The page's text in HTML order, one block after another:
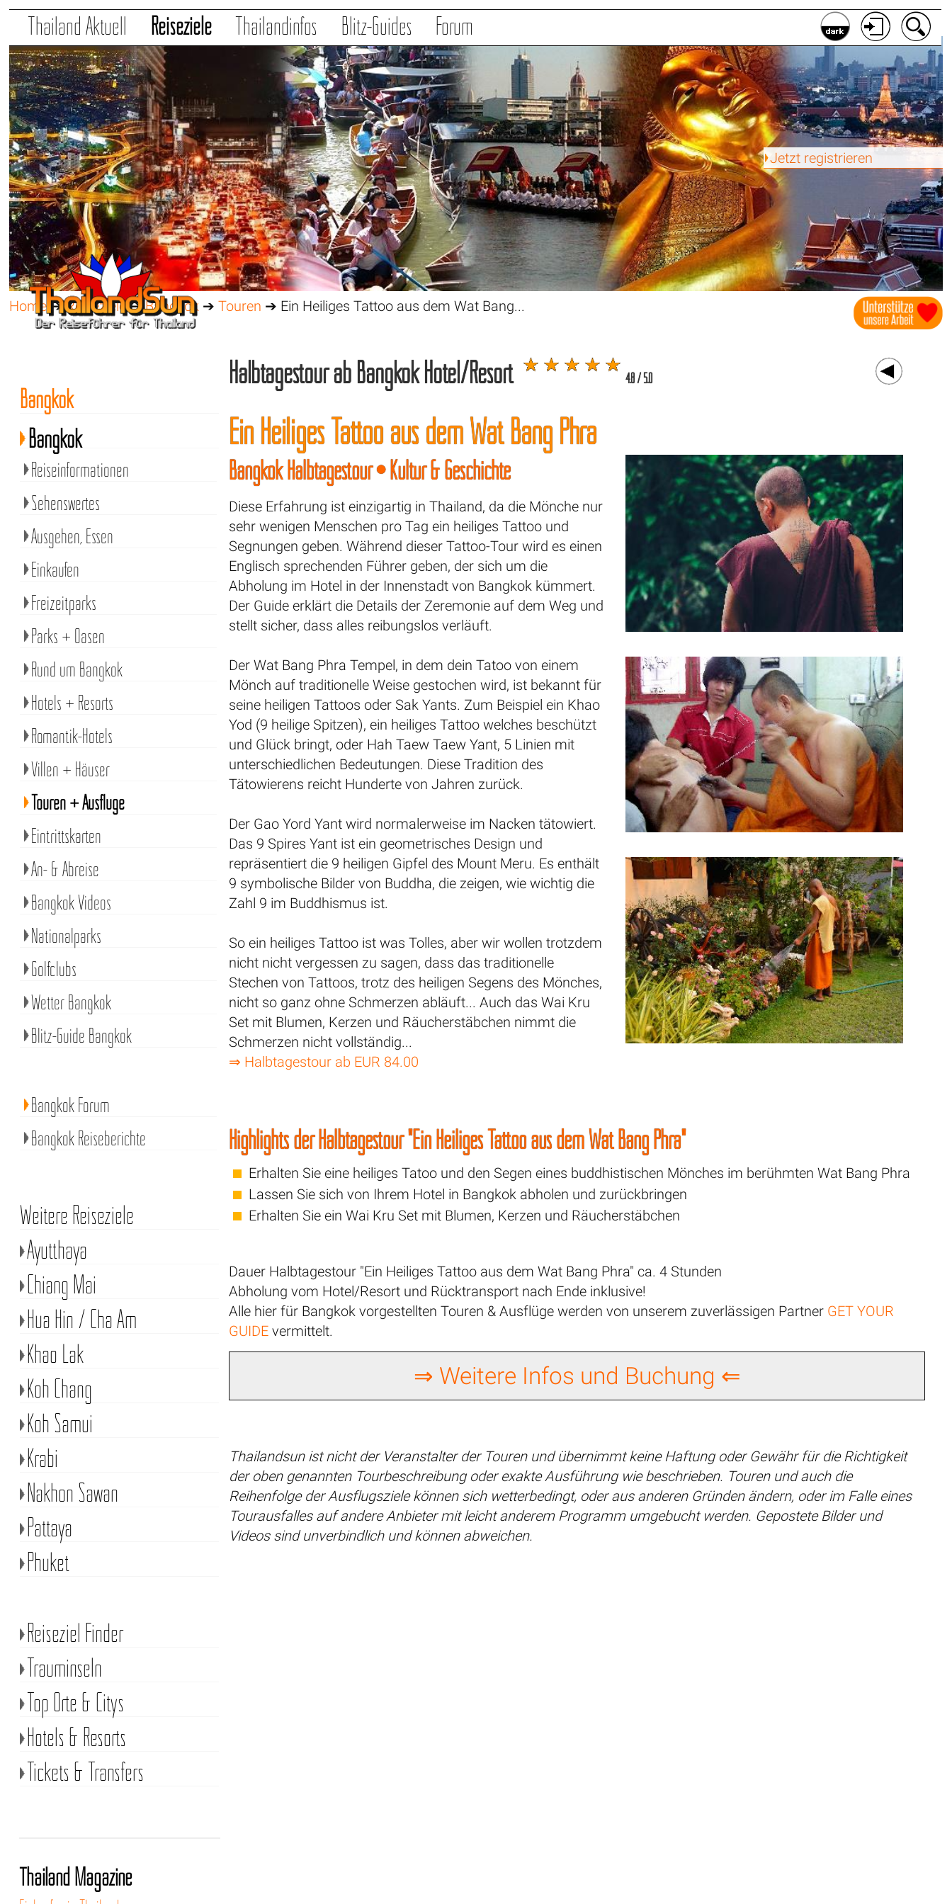
Thailand Aktuell Reiseziele Thailandinfos Blitz-Guides Forum
Jetzt registrieren
Home➔Reiseziele➔Bangkok ➔Touren ➔ Ein Heiliges Tattoo aus dem Wat Bang...
Halbtagestour ab Bangkok Hotel/Resort 4.8 / 5.0
Ein Heiliges Tattoo aus dem Wat Bang Phra
Bangkok Halbtagestour • Kultur & Geschichte
Diese Erfahrung ist einzigartig in Thailand, da die Mönche nur
sehr wenigen Menschen pro Tag ein heiliges Tattoo und
Segnungen geben. Während dieser Tattoo-Tour wird es einen
Englisch sprechenden Führer geben, der sich um die
Abholung im Hotel in der Innenstadt von Bangkok kümmert.
Der Guide erklärt die Details der Zeremonie auf dem Weg und
stellt sicher, dass alles reibungslos verläuft.
Der Wat Bang Phra Tempel, in dem dein Tatoo von einem
Mönch auf traditionelle Weise gestochen wird, ist bekannt für
seine heiligen Tattoos oder Sak Yants. Zum Beispiel ein Khao
Yod (9 heilige Spitzen), ein heiliges Tattoo welches beschützt
und Glück bringt, oder Hah Taew Taew Yant, 5 Linien mit
unterschiedlichen Bedeutungen. Diese Tradition des
Tätowierens reicht Hunderte von Jahren zurück.
Der Gao Yord Yant wird normalerweise im Nacken tätowiert.
Das 9 Spires Yant ist ein geometrisches Design und
repräsentiert die 9 heiligen Gipfel des Mount Meru. Es enthält
9 symbolische Bilder von Buddha, die zeigen, wie wichtig die
Zahl 9 im Buddhismus ist.
So ein heiliges Tattoo ist was Tolles, aber wir wollen trotzdem
nicht nicht vergessen zu sagen, dass das traditionelle
Stechen von Tattoos, trotz des heiligen Segens des Mönches,
nicht so ganz ohne Schmerzen abläuft... Auch das Wai Kru
Set mit Blumen, Kerzen und Räucherstäbchen nimmt die
Schmerzen nicht vollständig...
⇒ Halbtagestour ab EUR 84.00
Highlights der Halbtagestour "Ein Heiliges Tattoo aus dem Wat Bang Phra"
Erhalten Sie eine heiliges Tatoo und den Segen eines buddhistischen Mönches im berühmten Wat Bang Phra
Lassen Sie sich von Ihrem Hotel in Bangkok abholen und zurückbringen
Erhalten Sie ein Wai Kru Set mit Blumen, Kerzen und Räucherstäbchen
Dauer Halbtagestour "Ein Heiliges Tattoo aus dem Wat Bang Phra" ca. 4 Stunden
Abholung vom Hotel/Resort und Rücktransport nach Ende inklusive!
Alle hier für Bangkok vorgestellten Touren & Ausflüge werden von unserem zuverlässigen Partner GET YOUR
GUIDE vermittelt.
⇒ Weitere Infos und Buchung ⇐
Thailandsun ist nicht der Veranstalter der Touren und übernimmt keine Haftung oder Gewähr für die Richtigkeit
der oben genannten Tourbeschreibung oder exakte Ausführung wie beschrieben. Touren und auch die
Reihenfolge der Ausflugsziele können sich wetterbedingt, oder aus anderen Gründen ändern, oder im Falle eines
Tourausfalles auf andere Anbieter mit leicht anderem Programm umgebucht werden. Gepostete Bilder und
Videos sind unverbindlich und können abweichen.
Bangkok
Bangkok
Reiseinformationen
Sehenswertes
Ausgehen, Essen
Einkaufen
Freizeitparks
Parks + Oasen
Rund um Bangkok
Hotels + Resorts
Romantik-Hotels
Villen + Häuser
Touren + Ausflüge
Eintrittskarten
An- & Abreise
Bangkok Videos
Nationalparks
Golfclubs
Wetter Bangkok
Blitz-Guide Bangkok
Bangkok Forum
Bangkok Reiseberichte
Weitere Reiseziele
Ayutthaya
Chiang Mai
Hua Hin / Cha Am
Khao Lak
Koh Chang
Koh Samui
Krabi
Nakhon Sawan
Pattaya
Phuket
Reiseziel Finder
Trauminseln
Top Orte & Citys
Hotels & Resorts
Tickets & Transfers
Thailand Magazine